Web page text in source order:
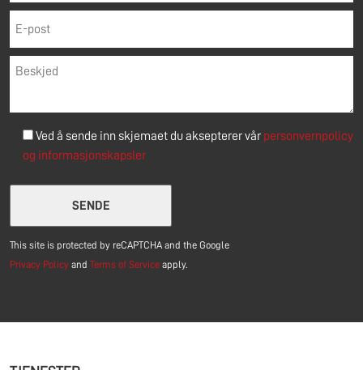
Ved å sende inn skjemaet du aksepterer vår personvernpolicy
og informasjonskapsler
This site is protected by reCAPTCHA and the Google
Privacy Policy and Terms of Service apply.